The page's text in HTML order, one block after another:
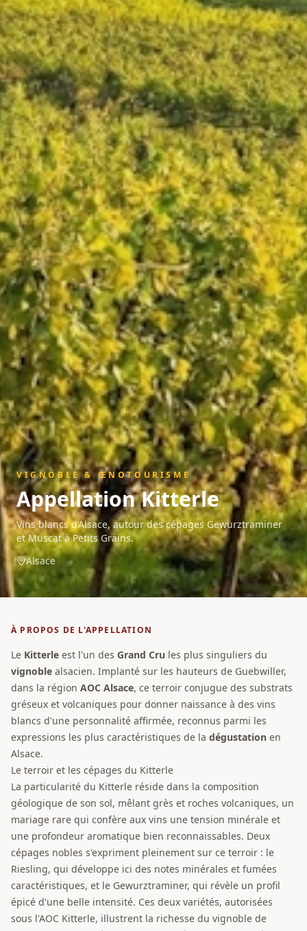
VIGNOBLE & ŒNOTOURISME
AppellationKitterle
Vins blancs d’Alsace, autour des cépages Gewurztraminer
et Muscat à Petits Grains.
Alsace
À PROPOS DE L'APPELLATION
Le Kitterle est l'un des Grand Cru les plus singuliers du
vignoble alsacien. Implanté sur les hauteurs de Guebwiller,
dans la région AOC Alsace, ce terroir conjugue des substrats
gréseux et volcaniques pour donner naissance à des vins
blancs d'une personnalité affirmée, reconnus parmi les
expressions les plus caractéristiques de la dégustation en
Alsace.
Le terroir et les cépages du Kitterle
La particularité du Kitterle réside dans la composition
géologique de son sol, mêlant grès et roches volcaniques, un
mariage rare qui confère aux vins une tension minérale et
une profondeur aromatique bien reconnaissables. Deux
cépages nobles s'expriment pleinement sur ce terroir : le
Riesling, qui développe ici des notes minérales et fumées
caractéristiques, et le Gewurztraminer, qui révèle un profil
épicé d'une belle intensité. Ces deux variétés, autorisées
sous l'AOC Kitterle, illustrent la richesse du vignoble de